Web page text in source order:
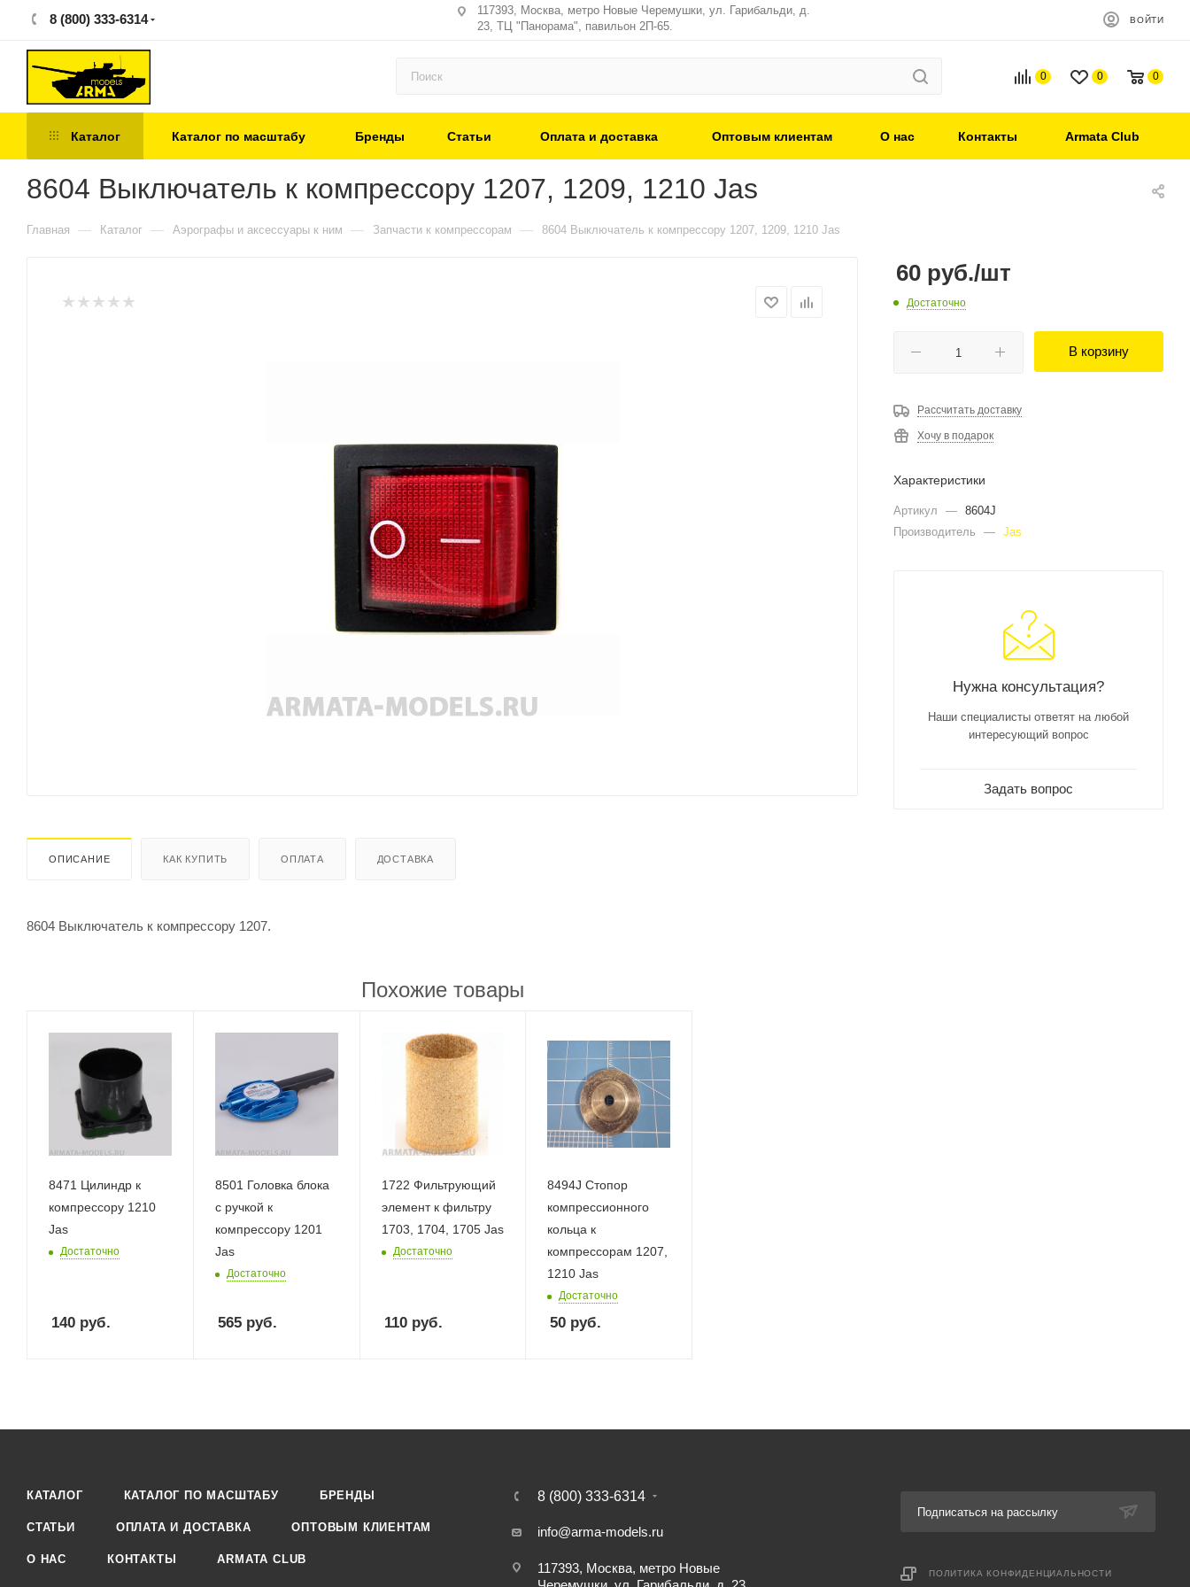
8 (800) 333-6314
117393, Москва, метро Новые Черемушки, ул. Гарибальди, д.
23, ТЦ "Панорама", павильон 2П-65.
ВОЙТИ
0 0 0
Каталог Каталог по масштабу Бренды Статьи Оплата и доставка Оптовым клиентам О нас Контакты Armata Club
8604 Выключатель к компрессору 1207, 1209, 1210 Jas
Главная — Каталог — Аэрографы и аксессуары к ним — Запчасти к компрессорам — 8604 Выключатель к компрессору 1207, 1209, 1210 Jas
ОПИСАНИЕ КАК КУПИТЬ ОПЛАТА ДОСТАВКА
8604 Выключатель к компрессору 1207.
Похожие товары
8471 Цилиндр к
компрессору 1210
Jas
Достаточно
140 руб.
8501 Головка блока
с ручкой к
компрессору 1201
Jas
Достаточно
565руб.
1722 Фильтрующий
элемент к фильтру
1703, 1704, 1705 Jas
Достаточно
110руб.
8494J Стопор
компрессионного
кольца к
компрессорам 1207,
1210 Jas
Достаточно
50 руб.
60 руб./шт
Достаточно
В корзину
Рассчитать доставку
Хочу в подарок
Характеристики
Артикул — 8604J
Производитель
— Jas
Нужна консультация?
Наши специалисты ответят на любой
интересующий вопрос
Задать вопрос
КАТАЛОГ КАТАЛОГ ПО МАСШТАБУ БРЕНДЫ
СТАТЬИ ОПЛАТА И ДОСТАВКА ОПТОВЫМ КЛИЕНТАМ
О НАС КОНТАКТЫ ARMATA CLUB
8 (800) 333-6314
info@arma-models.ru
117393, Москва, метро Новые
Подписаться на рассылку
ПОЛИТИКА КОНФИДЕНЦИАЛЬНОСТИ